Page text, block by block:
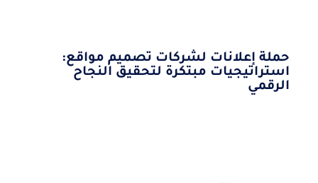
حملة إعلانات لشركات تصميم مواقع:
استراتيجيات مبتكرة لتحقيق النجاح
الرقمي